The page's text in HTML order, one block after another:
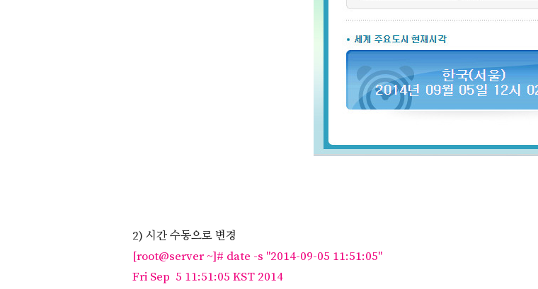
2) 시간 수동으로 변경
[root@server ~]# date -s "2014-09-05 11:51:05"
Fri Sep 5 11:51:05 KST 2014